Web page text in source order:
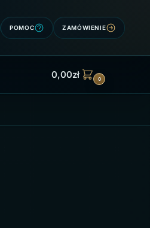
POMOC ZAMÓWIENIE
0,00zł 0